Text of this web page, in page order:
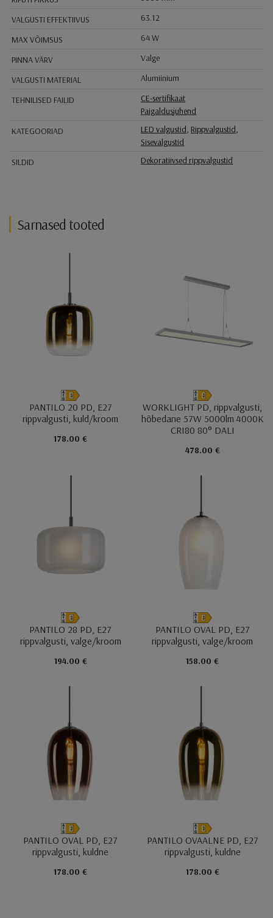
VALGUSTI EFFEKTIIVUS
63.12
MAX VÕIMSUS
64 W
PINNA VÄRV
Valge
VALGUSTI MATERIAL
Alumiinium
TEHNILISED FAILID
CE-sertifikaat
Paigaldusjuhend
KATEGOORIAD
LED valgustid, Rippvalgustid,
Sisevalgustid
SILDID
Dekoratiivsed rippvalgustid
Sarnased tooted
PANTILO 20 PD, E27
rippvalgusti, kuld/kroom
178.00 €
WORKLIGHT PD, rippvalgusti,
hõbedane 57W 5000lm 4000K
CRI80 80° DALI
478.00 €
PANTILO 28 PD, E27
rippvalgusti, valge/kroom
194.00 €
PANTILO OVAL PD, E27
rippvalgusti, valge/kroom
158.00 €
PANTILO OVAL PD, E27
rippvalgusti, kuldne
178.00 €
PANTILO OVAALNE PD, E27
rippvalgusti, kuldne
178.00 €